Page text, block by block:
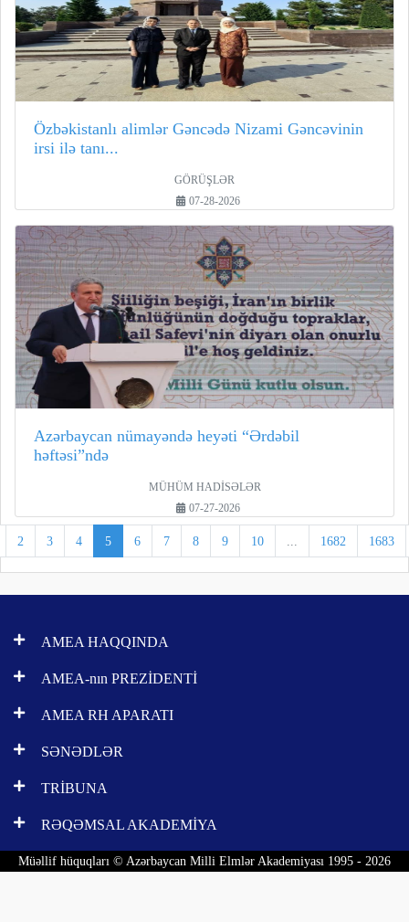
Özbəkistanlı alimlər Gəncədə Nizami Gəncəvinin
irsi ilə tanı...
GÖRÜŞLƏR
07-28-2026
Azərbaycan nümayəndə heyəti “Ərdəbil
həftəsi”ndə
MÜHÜM HADİSƏLƏR
07-27-2026
2 3 4 5 6 7 8 9 10 ... 1682 1683
AMEA HAQQINDA
AMEA-nın PREZİDENTİ
AMEA RH APARATI
SƏNƏDLƏR
TRİBUNA
RƏQƏMSAL AKADEMİYA
Müəllif hüquqları © Azərbaycan Milli Elmlər Akademiyası 1995 - 2026